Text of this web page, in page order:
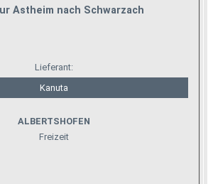
Astheim nach Schwarzach
Lieferant:
Kanuta
ALBERTSHOFEN
Freizeit